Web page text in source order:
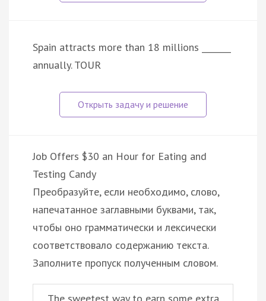
Spain attracts more than 18 millions _______
annually. TOUR
Job Offers $30 an Hour for Eating and
Testing Candy
Преобразуйте, если необходимо, слово,
напечатанное заглавными буквами, так,
чтобы оно грамматически и лексически
соответствовало содержанию текста.
Заполните пропуск полученным словом.
The sweetest way to earn some extra